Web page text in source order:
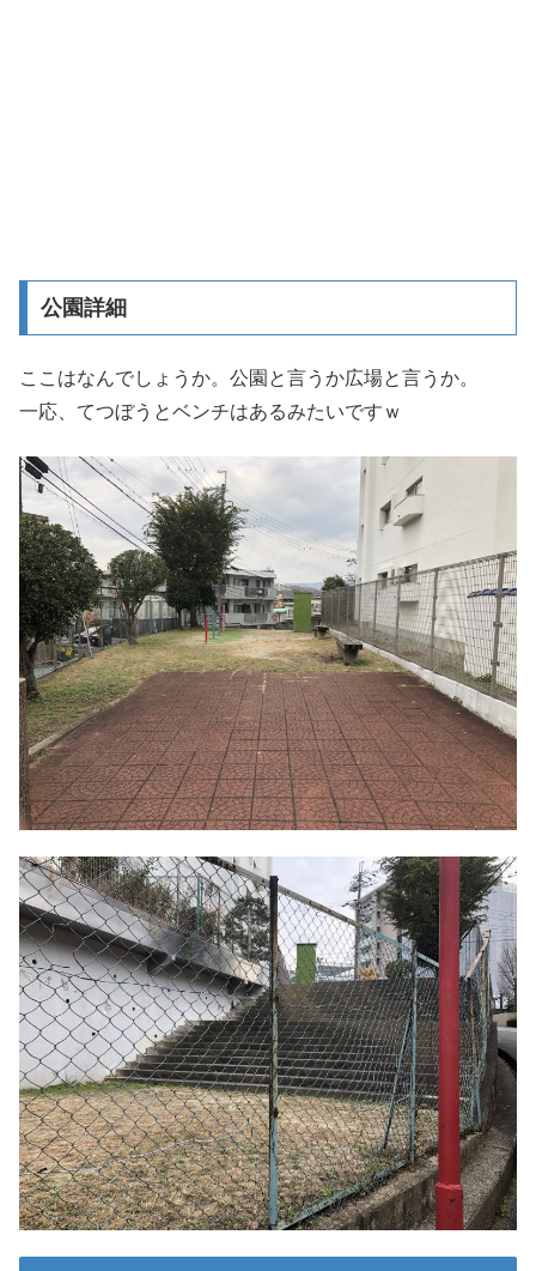
公園詳細
ここはなんでしょうか。公園と言うか広場と言うか。
一応、てつぼうとベンチはあるみたいですｗ